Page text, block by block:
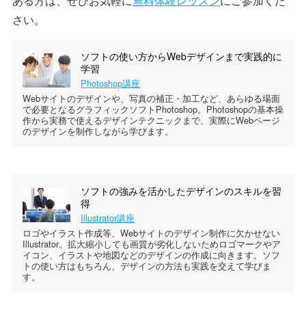
さい。
ソフトの使い方からWebデザインまで実践的に
学習
Photoshop講座
Webサイトのデザインや、写真の補正・加工など、あらゆる場面
で必要となるグラフィックソフトPhotoshop。Photoshopの基本操
作から実務で使えるデザインテクニックまで、実際にWebページ
のデザインを制作しながら学びます。
ソフトの強みを活かしたデザインのスキルを習
得
Illustrator講座
ロゴやイラスト作成等、Webサイトのデザイン制作に欠かせない
Illustrator。拡大縮小しても画質が劣化しないためロゴマークやア
イコン、イラストや地図などのデザインの作成に向きます。ソフ
トの使い方はもちろん、デザインの方法も実践を交えて学びま
す。